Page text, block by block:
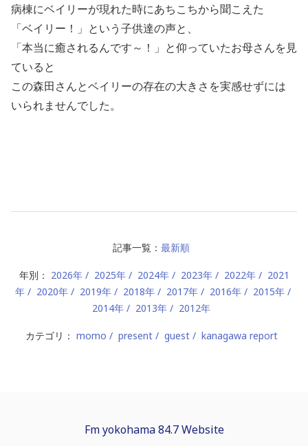
病棟にベイリーが現れた時にあちこちから聞こえた
「ベイリー！」という子供達の声と、
「本当に癒されるんです～！」と仰っていたお母さんを見
ていると
この森田さんとベイリーの存在の大きさを実感せずには
いられませんでした。
記事一覧： 最新順
年別： 2026年 2025年 2024年 2023年 2022年
2021
年
2020年 2019年 2018年 2017年 2016年
2015年
2014年
2013年 2012年
カテゴリ： momo present guest kanagawa report
Fm yokohama 84.7 Website